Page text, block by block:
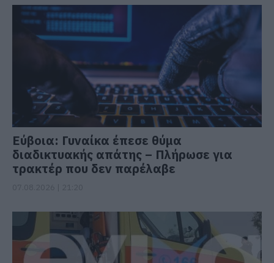
Εύβοια: Γυναίκα έπεσε θύμα
διαδικτυακής απάτης – Πλήρωσε για
τρακτέρ που δεν παρέλαβε